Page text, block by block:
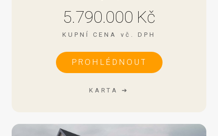
5.790.000 Kč
KUPNÍ CENA vč. DPH
PROHLÉDNOUT
KARTA ➔